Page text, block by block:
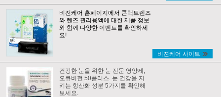
비전케어 홈페이지에서 콘택트렌즈
와 렌즈 관리용액에 대한 제품 정보
와 함께 다양한 이벤트를 확인하세
요!
비젼케어 사이트
건강한 눈을 위한 눈 전문 영양제,
오큐비전 50플러스. 눈 건강을 지
키는 항산화 성분 5가지를 확인해
보세요.